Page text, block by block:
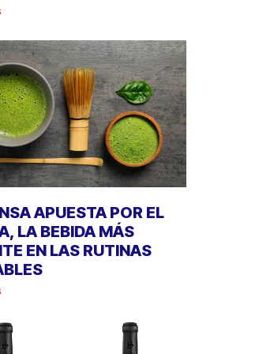
APUESTA POR EL
LA BEBIDA MÁS
EN LAS RUTINAS